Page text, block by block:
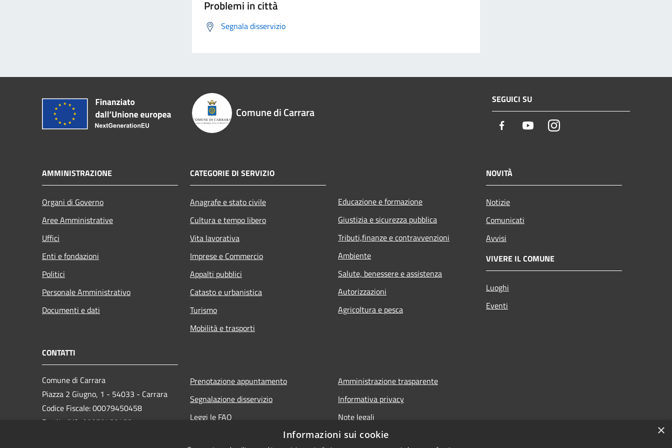
Problemi in città
Segnala disservizio
Comune di Carrara
SEGUICI SU
Facebook YoutubeInstagram
AMMINISTRAZIONE
Organi di Governo
Aree Amministrative
Uffici
Enti e fondazioni
Politici
Personale Amministrativo
Documenti e dati
CATEGORIE DI SERVIZIO
Anagrafe e stato civile
Cultura e tempo libero
Vita lavorativa
Imprese e Commercio
Appalti pubblici
Catasto e urbanistica
Turismo
Mobilità e trasporti
Educazione e formazione
Giustizia e sicurezza pubblica
Tributi,finanze e contravvenzioni
Ambiente
Salute, benessere e assistenza
Autorizzazioni
Agricoltura e pesca
NOVITÀ
Notizie
Comunicati
Avvisi
VIVERE IL COMUNE
Luoghi
Eventi
CONTATTI
Comune di Carrara
Piazza 2 Giugno, 1 - 54033 - Carrara
Codice Fiscale: 00079450458
Partita IVA: 00079450458
Prenotazione appuntamento
Segnalazione disservizio
Leggi le FAQ
Amministrazione trasparente
Informativa privacy
Note legali
Dichiarazione di accessibilità
×
Informazioni sui cookie